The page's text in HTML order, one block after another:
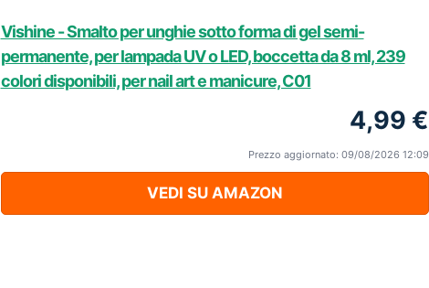
Vishine - Smalto per unghie sotto forma di gel semi-
permanente, per lampada UV o LED, boccetta da 8 ml, 239
colori disponibili, per nail art e manicure, C01
4,99 €
Prezzo aggiornato: 09/08/2026 12:09
VEDI SU AMAZON